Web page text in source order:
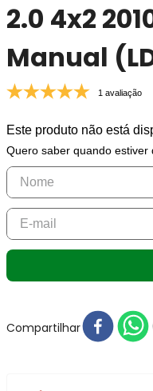
2.0 4x2
Manual
1 avaliação
Este produto não está
Quero saber quando estiver
Compartilhar